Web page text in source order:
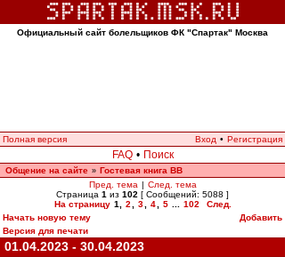
Официальный сайт болельщиков ФК "Спартак" Москва
Полная версия Вход • Регистрация
FAQ • Поиск
Общение на сайте » Гостевая книга ВВ
Пред. тема | След. тема
Страница 1 из 102 [ Сообщений: 5088 ]
На страницу 1 2 3 4 5 102
След.
Начать новую тему
Добавить
Версия для печати
01.04.2023 - 30.04.2023